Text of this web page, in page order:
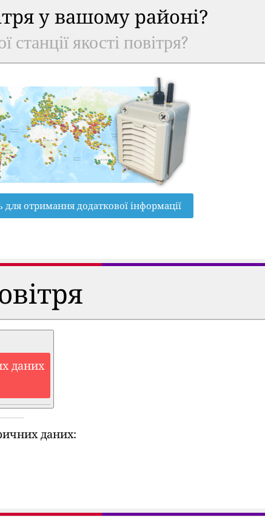
у вашому районі?
якості повітря?
для отримання додаткової інформації
даних
даних: